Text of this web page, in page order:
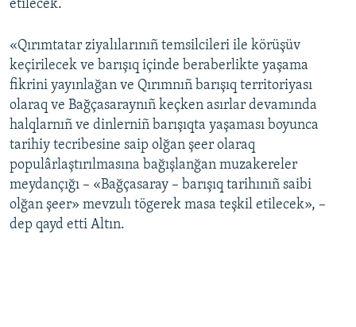
etilecek.
«Qırımtatar ziyalılarınıñ temsilcileri ile körüşüv
keçirilecek ve barışıq içinde beraberlikte yaşama
fikrini yayınlağan ve Qırımnıñ barışıq territoriyası
olaraq ve Bağçasaraynıñ keçken asırlar devamında
halqlarnıñ ve dinlerniñ barışıqta yaşaması boyunca
tarihiy tecribesine saip olğan şeer olaraq
populârlaştırılmasına bağışlanğan muzakereler
meydançığı – «Bağçasaray – barışıq tarihınıñ saibi
olğan şeer» mevzulı tögerek masa teşkil etilecek», –
dep qayd etti Altın.